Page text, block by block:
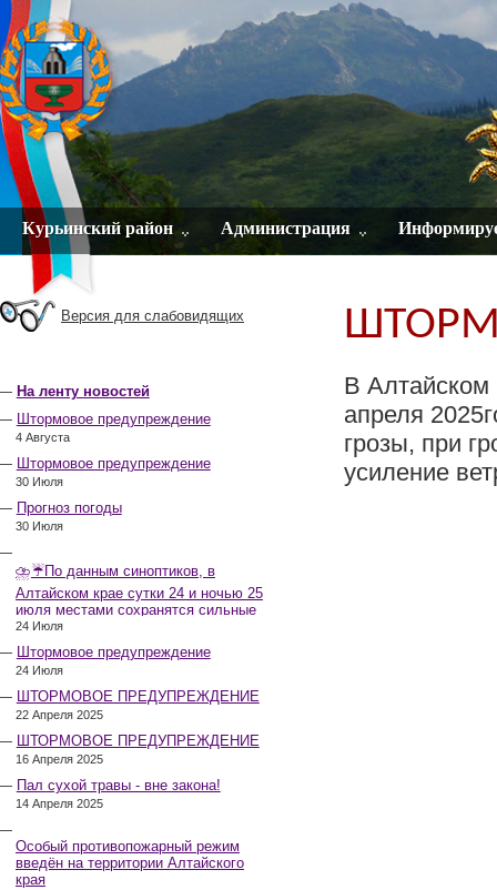
Курьинский район Администрация
Версия для слабовидящих
На ленту новостей
Штормовое предупреждение
4 Августа
Штормовое предупреждение
30 Июля
Прогноз погоды
30 Июля
⛈️☔️По данным синоптиков, в
Алтайском крае сутки 24 и ночью 25
июля местами сохранятся сильные
дожди, грозы, при грозах очень
сильные дожди, сильные ливни,
крупный град, шквалистое усиление
ветра до 17-22 м/с, местами порывы
25 м/с и более.
24 Июля
Штормовое предупреждение
24 Июля
ШТОРМОВОЕ ПРЕДУПРЕЖДЕНИЕ
22 Апреля 2025
ШТОРМОВОЕ ПРЕДУПРЕЖДЕНИЕ
16 Апреля 2025
Пал сухой травы - вне закона!
14 Апреля 2025
Особый противопожарный режим
введён на территории Алтайского
края
В Алтайском
апреля
грозы, при
усиление